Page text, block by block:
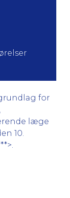
for
læge
10.